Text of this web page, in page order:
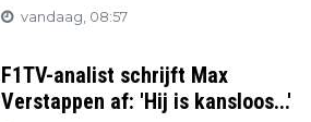
vandaag, 08:57
F1TV-analist schrijft Max
Verstappen af: 'Hij is kansloos...'